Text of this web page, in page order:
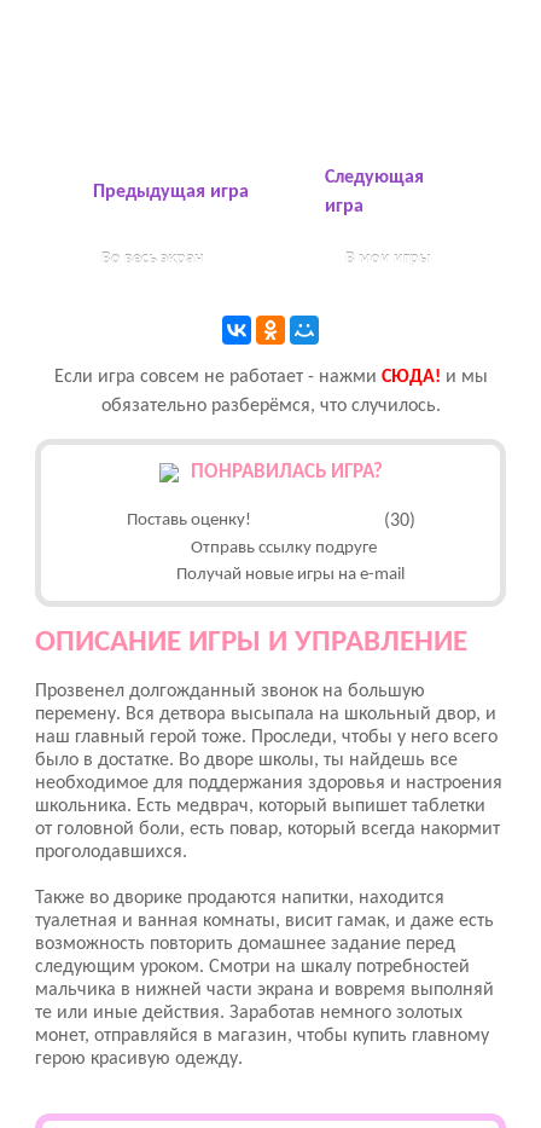
Предыдущая игра
Во весь экран В мои игры
Следующая
игра
Если игра совсем не работает - нажми CЮДА! и мы
обязательно разберёмся, что случилось.
ПОНРАВИЛАСЬ ИГРА?
Поставь оценку! (30)
Отправь ссылку подруге
Получай новые игры на e-mail
ОПИСАНИЕ ИГРЫ И УПРАВЛЕНИЕ
Прозвенел долгожданный звонок на большую
перемену. Вся детвора высыпала на школьный двор, и
наш главный герой тоже. Проследи, чтобы у него всего
было в достатке. Во дворе школы, ты найдешь все
необходимое для поддержания здоровья и настроения
школьника. Есть медврач, который выпишет таблетки
от головной боли, есть повар, который всегда накормит
проголодавшихся.
Также во дворике продаются напитки, находится
туалетная и ванная комнаты, висит гамак, и даже есть
возможность повторить домашнее задание перед
следующим уроком. Смотри на шкалу потребностей
мальчика в нижней части экрана и вовремя выполняй
те или иные действия. Заработав немного золотых
монет, отправляйся в магазин, чтобы купить главному
герою красивую одежду.